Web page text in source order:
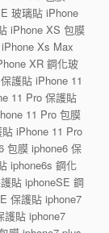
玻璃貼 iPhone
iPhone XS 包膜
Xs Max
XR 鋼化玻
護貼 iPhone 11
11 Pro 保護貼
11 Pro 包膜
iPhone 11 Pro
包膜 iphone6 保
iphone6s 鋼化
貼 iphoneSE 鋼
保護貼 iphone7
護貼 iphone7